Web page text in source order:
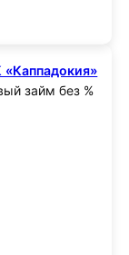
займ без %